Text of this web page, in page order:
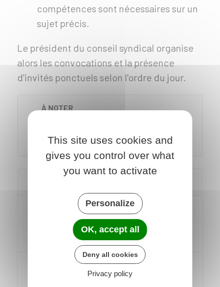
compétences sont nécessaires sur un
sujet précis.
Le président du conseil syndical organise
alors les convocations et la présence
d'invités ponctuels selon l'ordre du jour.
À NOTER
des règles différentes.
Décret n°67-223 du 17 mars 1967
fixant le statut de la copropriété des
immeubles bâtis
Loi du 10 juillet 1965 sur la
copropriété : article 21
This site uses cookies and
gives you control over what
you want to activate
Personalize
OK, accept all
Deny all cookies
Privacy policy